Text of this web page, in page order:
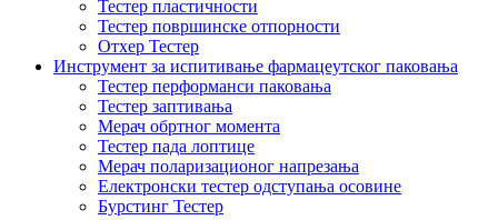
Тестер пластичности
Тестер површинске отпорности
Отхер Тестер
Инструмент за испитивање фармацеутског паковања
Тестер перформанси паковања
Тестер заптивања
Мерач обртног момента
Тестер пада лоптице
Мерач поларизационог напрезања
Електронски тестер одступања осовине
Бурстинг Тестер